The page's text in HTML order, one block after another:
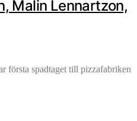
Malin Lennartzon,